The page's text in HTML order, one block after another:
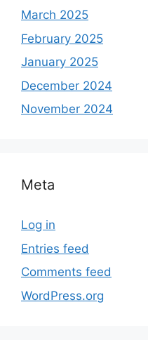
March 2025
February 2025
January 2025
December 2024
November 2024
Meta
Log in
Entries feed
Comments feed
WordPress.org